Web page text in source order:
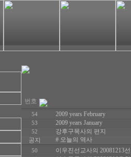
번호
54 2009 years February
53
2009 years January
52
강후구목사의 편지
공지 # 오늘의 역사
50
이우진선교사의 20081213선